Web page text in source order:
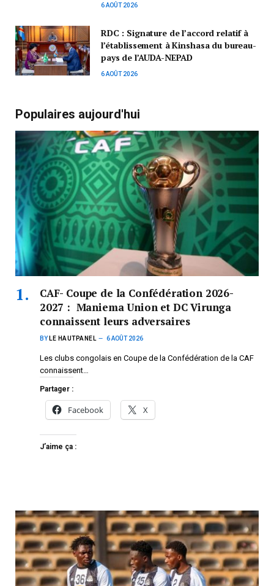
6 AOÛT 2026
RDC : Signature de l’accord relatif à
l’établissement à Kinshasa du bureau-
pays de l’AUDA-NEPAD
6 AOÛT 2026
Populaires aujourd'hui
CAF- Coupe de la Confédération 2026-
2027 : Maniema Union et DC Virunga
connaissent leurs adversaires
BY LE HAUTPANEL 6 AOÛT 2026
Les clubs congolais en Coupe de la Confédération de la CAF
connaissent…
Partager :
Facebook X
J’aime ça :